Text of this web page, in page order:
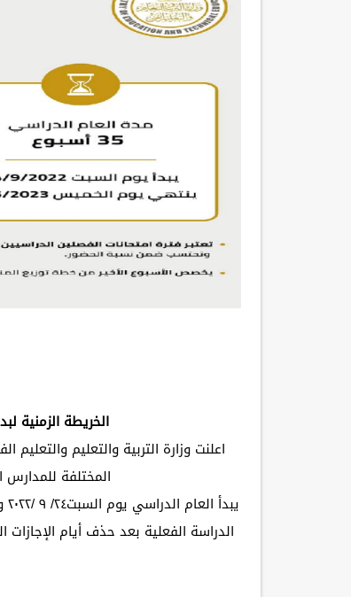
الخريطة الزمنية
المختلفة للمدارس
الدراسة الفعلية بعد حذف أيام الإجازات الرسمية ٩٨ يوم للفصل الدراسي الأول و ٩٦ يوم